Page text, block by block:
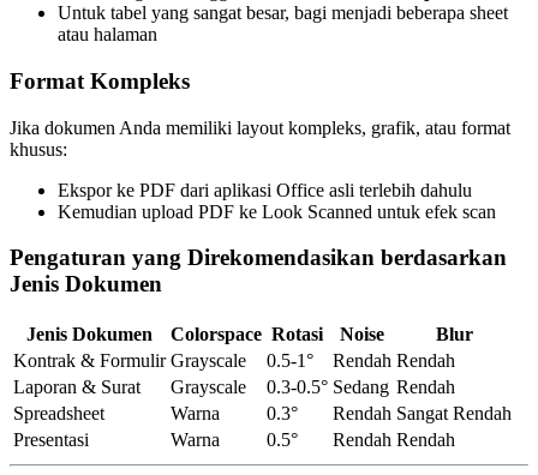
Untuk tabel yang sangat besar, bagi menjadi beberapa sheet
atau halaman
Format Kompleks
Jika dokumen Anda memiliki layout kompleks, grafik, atau format
khusus:
Ekspor ke PDF dari aplikasi Office asli terlebih dahulu
Kemudian upload PDF ke Look Scanned untuk efek scan
Pengaturan yang Direkomendasikan berdasarkan
Jenis Dokumen
Jenis Dokumen Colorspace Rotasi Noise
Blur
Kontrak & Formulir Grayscale 0.5-1° Rendah Rendah
Laporan & Surat
Grayscale 0.3-0.5° Sedang Rendah
Spreadsheet
Warna 0.3° Rendah Sangat Rendah
Presentasi
Warna 0.5° Rendah Rendah